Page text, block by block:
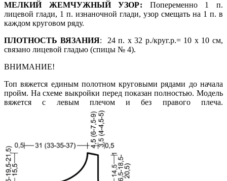
МЕЛКИЙ ЖЕМЧУЖНЫЙ УЗОР: Попеременно 1 п.
лицевой глади, 1 п. изнаночной глади, узор смещать на 1 п. в
каждом круговом ряду.
ПЛОТНОСТЬ ВЯЗАНИЯ: 24 п. х 32 р./круг.р.= 10 х 10 см,
связано лицевой гладью (спицы № 4).
ВНИМАНИЕ!
Топ вяжется единым полотном круговыми рядами до начала
пройм. На схеме выкройки перед показан полностью. Модель
вяжется с левым плечом и без правого плеча.